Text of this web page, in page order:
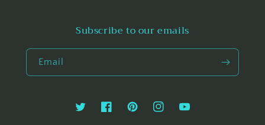
Subscribe to our emails
Email
TwitterFacebookPinterestInstagramYouTube